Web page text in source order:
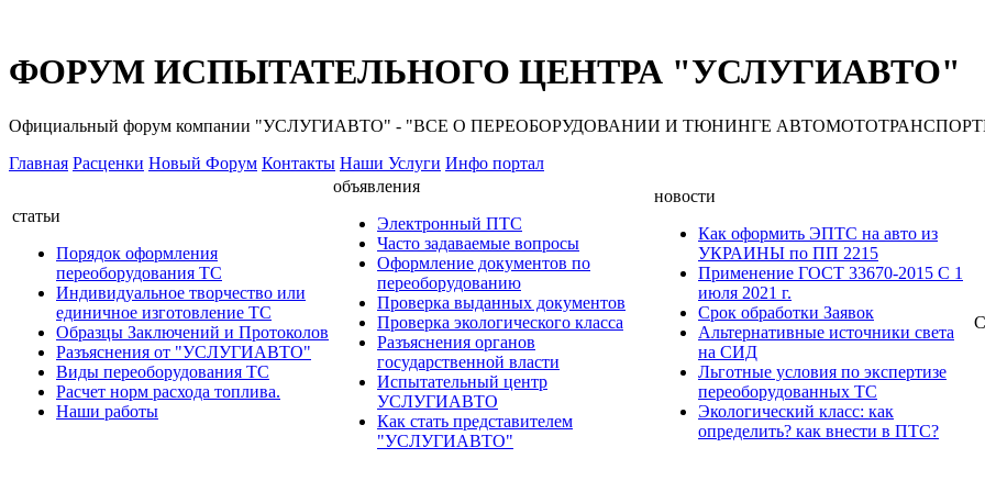
ФОРУМ ИСПЫТАТЕЛЬНОГО ЦЕНТРА "УСЛУГИАВТО"
Официальный форум компании "УСЛУГИАВТО" - "ВСЕ О ПЕРЕОБОРУДОВАНИИ И ТЮНИНГЕ
Главная Расценки Новый Форум Контакты Наши Услуги Инфо портал
статьи
Порядок оформления
переоборудования ТС
Индивидуальное творчество или
единичное изготовление ТС
Образцы Заключений и Протоколов
Разъяснения от "УСЛУГИАВТО"
Виды переоборудования ТС
Расчет норм расхода топлива.
Наши работы
объявления
Электронный ПТС
Часто задаваемые вопросы
Оформление документов по
переоборудованию
Проверка выданных документов
Проверка экологического класса
Разъяснения органов
государственной власти
Испытательный центр
УСЛУГИАВТО
Как стать представителем
"УСЛУГИАВТО"
новости
Как оформить ЭПТС на авто из
УКРАИНЫ по ПП 2215
Применение ГОСТ 33670-2015 С 1
июля 2021 г.
Срок обработки Заявок
Альтернативные источники света
на СИД
Льготные условия по экспертизе
переоборудованных ТС
Экологический класс: как
определить? как внести в ПТС?